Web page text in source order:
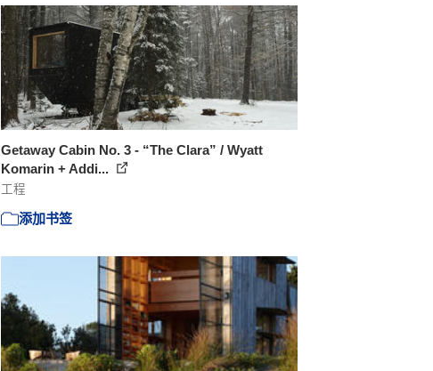
Getaway Cabin No. 3 - “The Clara” / Wyatt
Komarin + Addi...
工程
添加书签